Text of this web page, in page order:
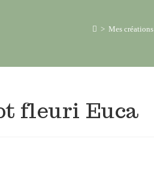
> Mes créations
fleuri Euca